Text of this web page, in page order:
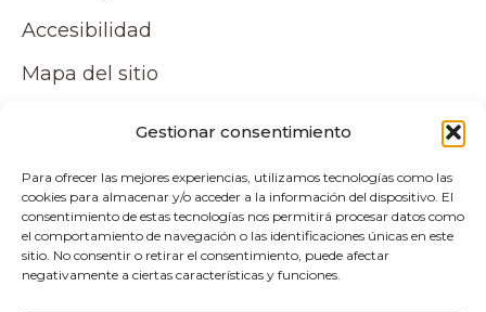
Gestionar consentimiento
Para ofrecer las mejores experiencias, utilizamos tecnologías como las
cookies para almacenar y/o acceder a la información del dispositivo. El
consentimiento de estas tecnologías nos permitirá procesar datos como
el comportamiento de navegación o las identificaciones únicas en este
sitio. No consentir o retirar el consentimiento, puede afectar
negativamente a ciertas características y funciones.
Accesibilidad
Mapa del sitio
Tu cuenta
Mi cuenta
Carrito